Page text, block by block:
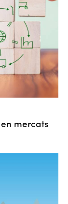
mercats